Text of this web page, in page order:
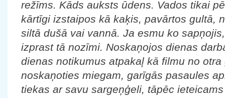
režīms. Kāds auksts ūdens. Vados tikai
kārtīgi izstaipos kā kaķis, pavārtos gultā,
siltā dušā vai vannā. Ja esmu ko
izprast tā nozīmi. Noskaņojos dienas
dienas notikumus atpakaļ kā filmu no
noskaņoties miegam, garīgās pasaules
tiekas ar savu sargeņģeli, tāpēc